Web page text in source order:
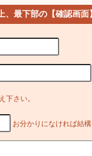
、最下部の【確認画
下さい。
お分かりになければ結